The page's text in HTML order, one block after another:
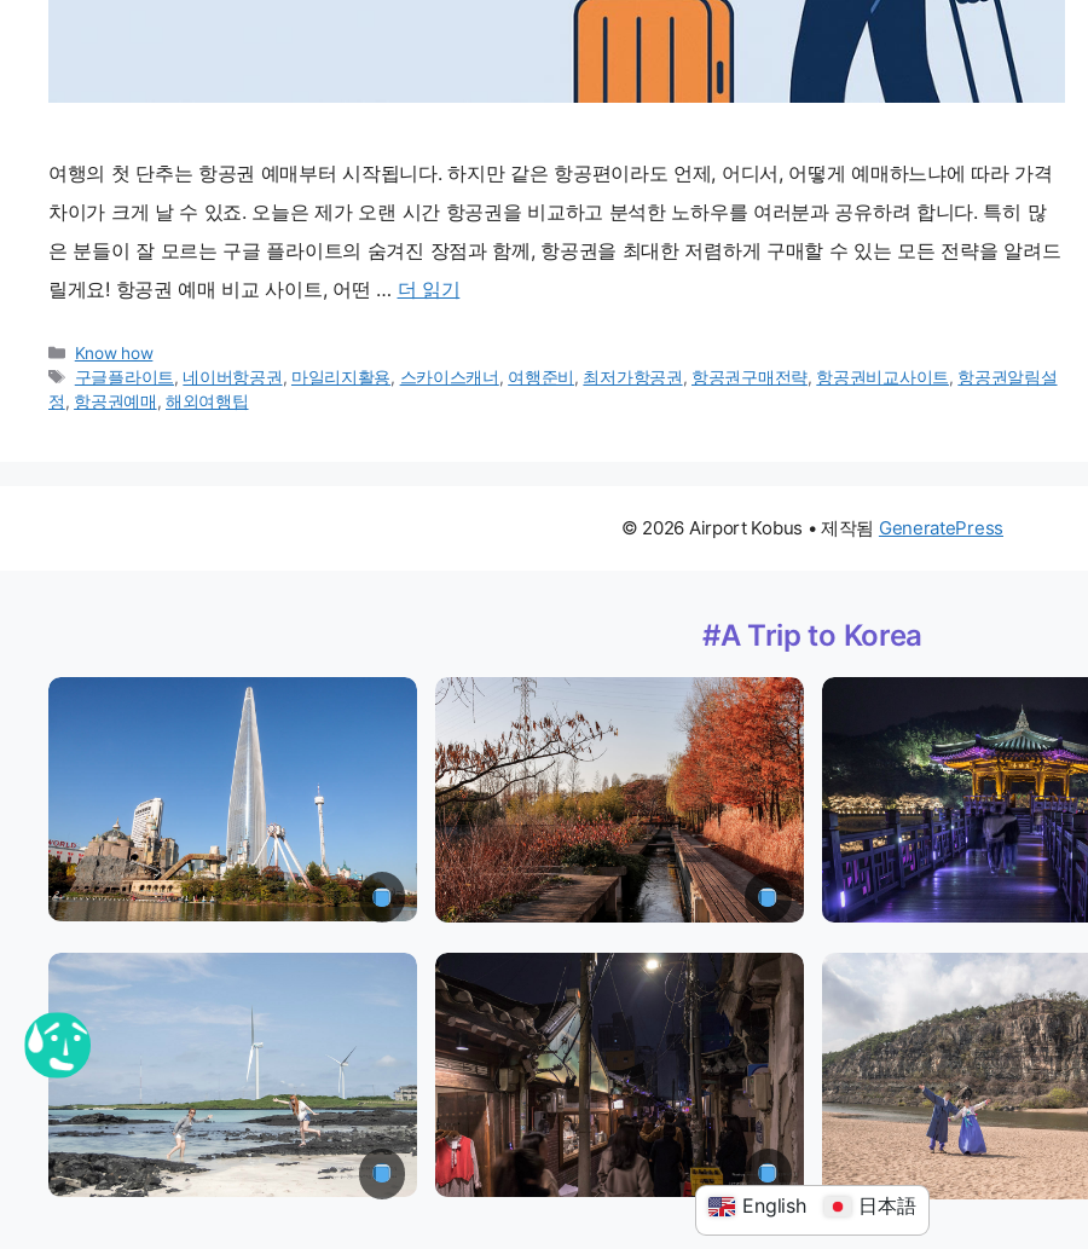
여행의 첫 단추는 항공권 예매부터 시작됩니다. 하지만 같은 항공편이라도 언제, 어디서, 어떻게 예매하느냐에 따라 가격
차이가 크게 날 수 있죠. 오늘은 제가 오랜 시간 항공권을 비교하고 분석한 노하우를 여러분과 공유하려 합니다. 특히 많
은 분들이 잘 모르는 구글 플라이트의 숨겨진 장점과 함께, 항공권을 최대한 저렴하게 구매할 수 있는 모든 전략을 알려드
릴게요! 항공권 예매 비교 사이트, 어떤 … 더 읽기
카
테
고
Know how
태
그
구글플라이트, 네이버항공권, 마일리지활용, 스카이스캐너, 여행준비, 최저가항공권, 항공권구매전략, 항공권비교사이트, 항공권알림설
정, 항공권예매,해외여행팁
© 2026 Airport Kobus • 제작됨 GeneratePress
#A Trip to Korea
English 日本語